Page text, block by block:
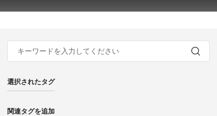
選択されたタグ
関連タグを追加